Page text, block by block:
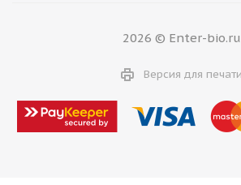
2026 © Enter-bio.ru
Версия для печати